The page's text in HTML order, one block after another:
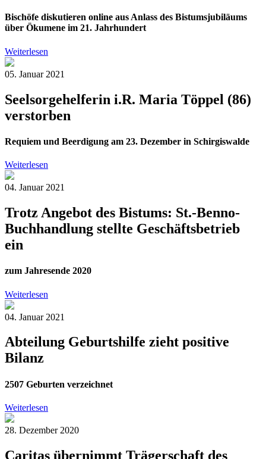
Bischöfe diskutieren online aus Anlass des Bistumsjubiläums
über Ökumene im 21. Jahrhundert
Weiterlesen
05. Januar 2021
Seelsorgehelferin i.R. Maria Töppel (86)
verstorben
Requiem und Beerdigung am 23. Dezember in Schirgiswalde
Weiterlesen
04. Januar 2021
Trotz Angebot des Bistums: St.-Benno-
Buchhandlung stellte Geschäftsbetrieb
ein
zum Jahresende 2020
Weiterlesen
04. Januar 2021
Abteilung Geburtshilfe zieht positive
Bilanz
2507 Geburten verzeichnet
Weiterlesen
28. Dezember 2020
Caritas übernimmt Trägerschaft des